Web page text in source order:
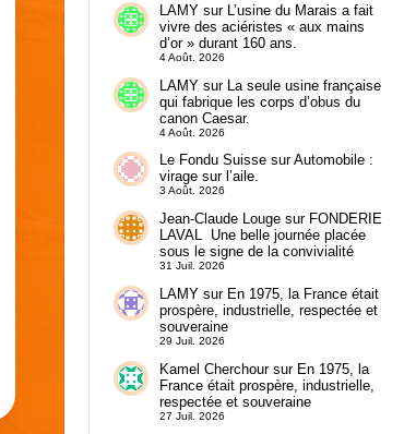
LAMYsur L’usine du Marais a fait
vivre des aciéristes « aux mains
d’or » durant 160 ans.
4 Août. 2026
LAMYsur La seule usine française
qui fabrique les corps d’obus du
canon Caesar.
4 Août. 2026
Le Fondu SuissesurAutomobile :
virage sur l’aile.
3 Août. 2026
Jean-Claude Lougesur FONDERIE
LAVAL Une belle journée placée
sous le signe de la convivialité
31 Juil. 2026
LAMYsur En 1975, la France était
prospère, industrielle, respectée et
souveraine
29 Juil. 2026
Kamel Cherchoursur En 1975, la
France était prospère, industrielle,
respectée et souveraine
27 Juil. 2026